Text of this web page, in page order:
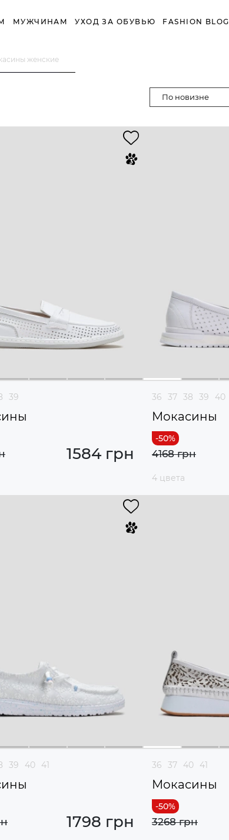
МУЖЧИНАМ УХОД ЗА ОБУВЬЮ FASHION BLOG
женские
По новизне
39
1584 грн
36 37 38 39 40
Мокасины
4168 грн
4 цвета
39 40 41
1798 грн
36 37 40 41
Мокасины
3268 грн